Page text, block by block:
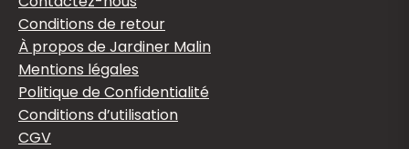
Conditions de retour
À propos de Jardiner Malin
Mentions légales
Politique de Confidentialité
Conditions d’utilisation
CGV